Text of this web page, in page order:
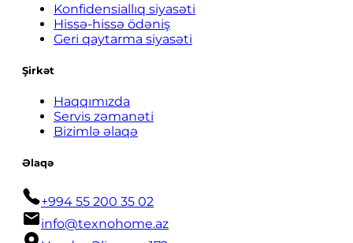
Konfidensiallıq siyasəti
Hissə-hissə ödəniş
Geri qaytarma siyasəti
Şirkət
Haqqımızda
Servis zəmanəti
Bizimlə əlaqə
Əlaqə
+994 55 200 35 02
info@texnohome.az